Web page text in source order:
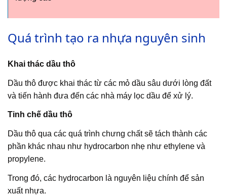
Quá trình tạo ra nhựa nguyên sinh
Khai thác dầu thô
Dầu thô được khai thác từ các mỏ dầu sâu dưới lòng đất
và tiến hành đưa đến các nhà máy lọc dầu để xử lý.
Tinh chế dầu thô
Dầu thô qua các quá trình chưng chất sẽ tách thành các
phần khác nhau như hydrocarbon nhẹ như ethylene và
propylene.
Trong đó, các hydrocarbon là nguyên liệu chính để sản
xuất nhựa.